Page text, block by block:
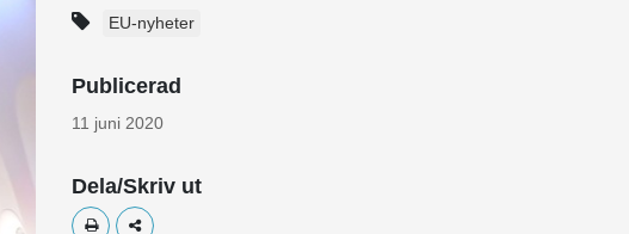
EU-nyheter
Publicerad
11 juni 2020
Dela/Skriv ut
Skriv utDela